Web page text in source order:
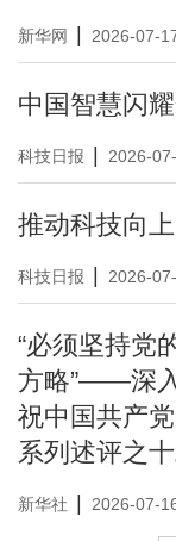
新华网 2026-07-
中国智慧闪
科技日报 2026-
推动科技向
科技日报 2026-
“必须坚持党
方略”——深
祝中国共产
系列述评之
新华社 2026-07-